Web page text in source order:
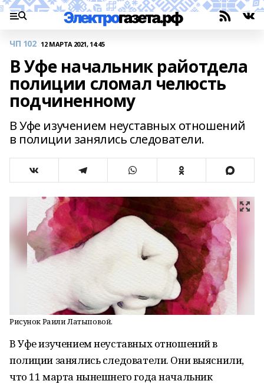
ЧП 102 12 МАРТА 2021, 14:45
В Уфе начальник райотдела
полиции сломал челюсть
подчиненному
В Уфе изучением неуставных отношений
в полиции занялись следователи.
Рисунок Раили Латыповой.
В Уфе изучением неуставных отношений в
полиции занялись следователи. Они выяснили,
что 11 марта нынешнего года начальник